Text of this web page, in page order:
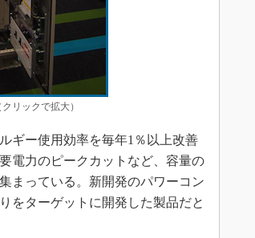
リックで拡大）
ギー使用効率を毎年1％以上改善
電力のピークカットなど、容量の
まっている。新開発のパワーコン
をターゲットに開発した製品だと